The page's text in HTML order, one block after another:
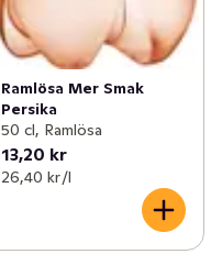
Ramlösa Mer Smak
Persika
50 cl, Ramlösa
13,20 kr
26,40 kr /l